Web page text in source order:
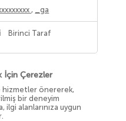
, _ga
Birinci Taraf
İçin Çerezler
hizmetler önererek,
bir deneyim
ilgi alanlarınıza uygun